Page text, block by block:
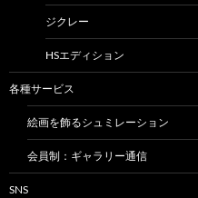
ジクレー
HSエディション
各種サービス
絵画を飾るシュミレーション
会員制：ギャラリー通信
SNS